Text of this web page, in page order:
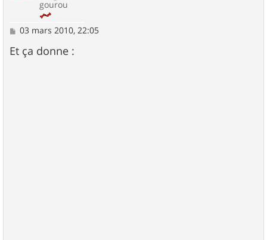
gourou
M
s
s
03 mars 2010, 22:05
Et ça donne :